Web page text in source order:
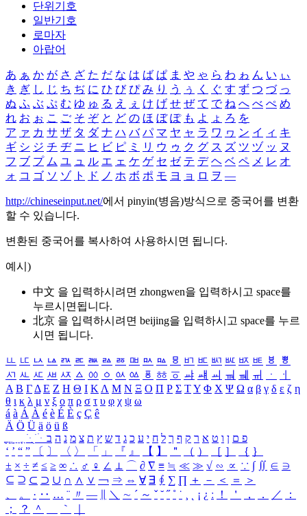
단위기호
일반기호
로마자
아랍어
あ ぁ か が さ ざ た だ な は ば ぱ ま や ゃ ら わ ゎ ん い ぃ
き ぎ し じ ち ぢ に ひ び ぴ み り う ぅ く ぐ す ず つ づ っ
ぬ ふ ぶ ぷ む ゆ ゅ る え ぇ け げ せ ぜ て で ね へ べ ぺ め
れ お ぉ こ ご そ ぞ と ど の ほ ぼ ぽ も よ ょ ろ を
ア ァ カ サ ザ タ ダ ナ ハ バ パ マ ヤ ャ ラ ワ ヮ ン イ ィ キ
ギ シ ジ チ ヂ ニ ヒ ビ ピ ミ リ ウ ゥ ク グ ス ズ ツ ヅ ッ ヌ
フ ブ プ ム ユ ュ ル エ ェ ケ ゲ セ ゼ テ デ ヘ ベ ペ メ レ オ
ォ コ ゴ ソ ゾ ト ド ノ ホ ボ ポ モ ヨ ョ ロ ヲ ―
http://chineseinput.net/에서 pinyin(병음)방식으로 중국어를 변환
할 수 있습니다.
변환된 중국어를 복사하여 사용하시면 됩니다.
예시)
中文 을 입력하시려면 zhongwen을 입력하시고 space를
누르시면됩니다.
北京 을 입력하시려면 beijing을 입력하시고 space를 누르
시면 됩니다.
ㅥ ㅦ ㅧ ㅨ ㅩ ㅪ ㅫ ㅬ ㅭ ㅮ ㅯ ㅰ ㅱ ㅲ ㅳ ㅴ ㅵ ㅶ ㅷ ㅸ
ㅹ
ㅺ ㅻ ㅼ ㅽ ㅾ ㅿ ㆀ ㆁ ㆂ ㆃ ㆄ ㆅ ㆆ ㆇ ㆈ ㆉ ㆊ ㆋ ㆌ ㆍ
ㆎ
Α Β ΓΔ Ε Ζ Η Θ Ι ΚΛ Μ Ν Ξ Ο Π Ρ Σ ΤΥ Φ Χ Ψ Ω α β γ δ ε ζ η
θ ι κ λ μ ν ξ ο π ρ σ τ υ φ χ ψ ω
á à Á À é è É È ç Ç ê
Ä Ö Ü ä ö ü ß
ִֶֹ ֻּ ׁׂ פ ם ן ו ט א ר ק ף ך ל ח י ע כ ג ד ש ץ ת צ מ נ ה ב
‘ ’ “ ” 〔 〕 〈 〉 「 」 『 』 【 】 ＂ （ ） ［ ］ ｛ ｝
± × ÷ ≠ ≤ ≥ ∞ ∴ ♂ ♀ ∠ ⊥ ⌒ ∂ ∇ ≡ ≒ ≪ ≫ √ ∽ ∝ ∵ ∫ ∬ ∈ ∋
⊆ ⊇ ⊂ ⊃ ∪ ∩ ∧ ∨ ￢ ⇒ ⇔ ∀ ∃ ∮ ∑ ∏ ＋ － ＜ ＝
＞
、
。 · ‥ … ¨ 〃 ― ＼ ∼ ´ ～ ˇ ˘ ˝ ˚ ˙ ¸ ¡ ¿ ː ！ ＇ ， ． ／
：
；
？ ＾ ｀